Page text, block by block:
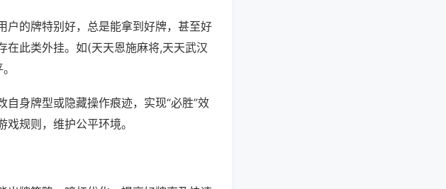
户的牌特别好，总是能拿到好牌，甚至好
在此类外挂。如(天天恩施麻将,天天武汉
身牌型或隐藏操作痕迹，实现“必胜”效
规则，维护公平环境。